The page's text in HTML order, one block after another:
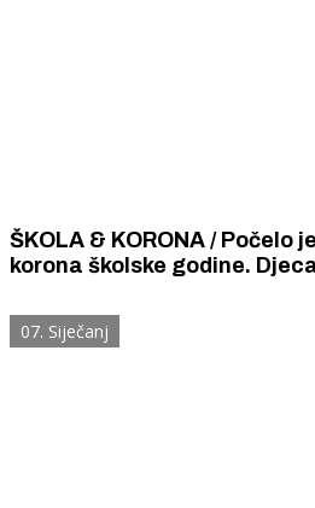
ŠKOLA & KORONA / Počelo
korona školske godine.
07. Siječanj